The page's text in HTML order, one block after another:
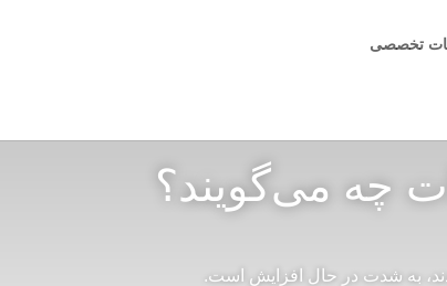
تخصصی
چه می‌گویند؟
به شدت در حال افزایش است.